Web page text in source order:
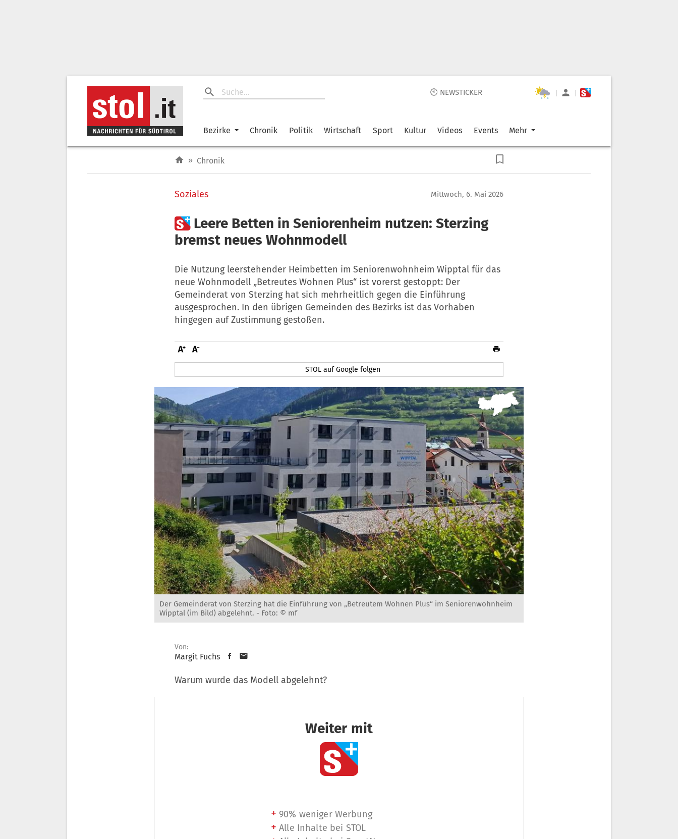
🕙 NEWSTICKER | |
Bezirke Chronik Politik Wirtschaft Sport Kultur Videos Events Mehr
» Chronik
Soziales Mittwoch, 6. Mai 2026
 Leere Betten in Seniorenheim nutzen: Sterzing
bremst neues Wohnmodell
Die Nutzung leerstehender Heimbetten im Seniorenwohnheim Wipptal für das
neue Wohnmodell „Betreutes Wohnen Plus“ ist vorerst gestoppt: Der
Gemeinderat von Sterzing hat sich mehrheitlich gegen die Einführung
ausgesprochen. In den übrigen Gemeinden des Bezirks ist das Vorhaben
hingegen auf Zustimmung gestoßen.
STOL auf Google folgen
Der Gemeinderat von Sterzing hat die Einführung von „Betreutem Wohnen Plus“ im Seniorenwohnheim
Wipptal (im Bild) abgelehnt. - Foto: © mf
Von:
Margit Fuchs
Warum wurde das Modell abgelehnt?